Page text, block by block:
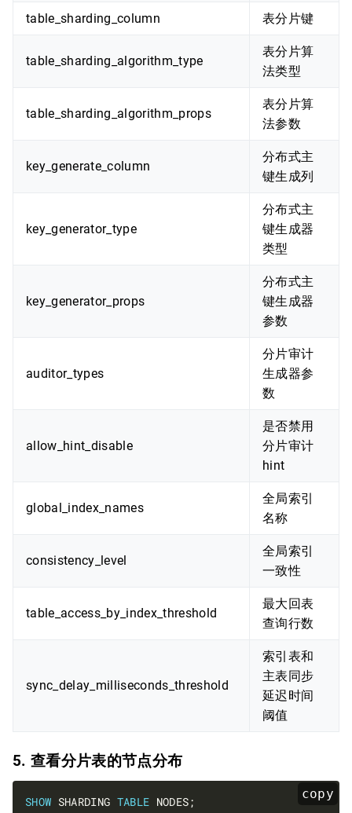
table_sharding_column 表分片键
table_sharding_algorithm_type
表分片算
法类型
table_sharding_algorithm_props
表分片算
法参数
key_generate_column
分布式主
键生成列
key_generator_type
分布式主
键生成器
类型
key_generator_props
分布式主
键生成器
参数
auditor_types
分片审计
生成器参
数
allow_hint_disable
是否禁用
分片审计
hint
global_index_names
全局索引
名称
consistency_level
全局索引
一致性
table_access_by_index_threshold
最大回表
查询行数
sync_delay_milliseconds_threshold
索引表和
主表同步
延迟时间
阈值
5. 查看分片表的节点分布
copy
SHOW SHARDING TABLE